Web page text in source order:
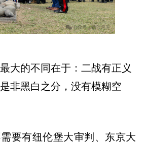
大的不同在于：二战有正义
非黑白之分，没有模糊空
要有纽伦堡大审判、东京大